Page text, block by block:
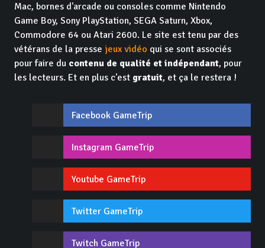
Mac, bornes d'arcade ou consoles comme Nintendo
Game Boy, Sony PlayStation, SEGA Saturn, Xbox,
Commodore 64 ou Atari 2600. Le site est tenu par des
vétérans de la presse jeux vidéo qui se sont associés
pour faire du contenu de qualité et indépendant, pour
les lecteurs. Et en plus c'est gratuit, et ça le restera !
Facebook GameTrip
Instagram GameTrip
Youtube GameTrip
Twitter GameTrip
Twitch GameTrip